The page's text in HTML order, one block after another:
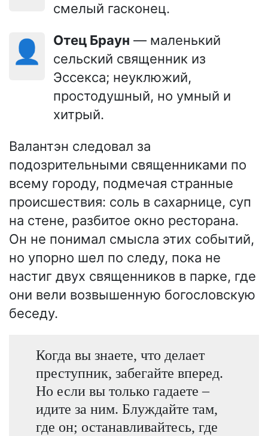
смелый гасконец.
👤 Отец Браун — маленький
сельский священник из
Эссекса; неуклюжий,
простодушный, но умный и
хитрый.
Валантэн следовал за
подозрительными священниками по
всему городу, подмечая странные
происшествия: соль в сахарнице, суп
на стене, разбитое окно ресторана.
Он не понимал смысла этих событий,
но упорно шел по следу, пока не
настиг двух священников в парке, где
они вели возвышенную богословскую
беседу.
Когда вы знаете, что делает
преступник, забегайте вперед.
Но если вы только гадаете –
идите за ним. Блуждайте там,
где он; останавливайтесь, где